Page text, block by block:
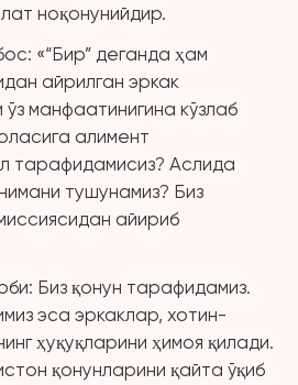
ноқонунийдир.
«“Бир” деганда ҳам
айрилган эркак
манфаатинигина кўзлаб
алимент
тарафидамисиз? Аслида
тушунамиз? Биз
айириб
Биз қонун тарафидамиз.
эса эркаклар, хотин-
ҳуқуқларини ҳимоя қилади.
қонунларини қайта ўқиб